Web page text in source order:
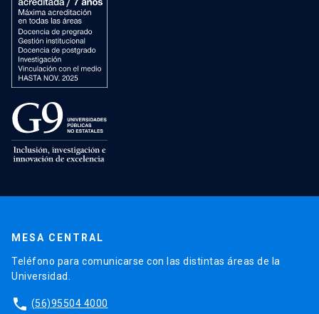
MESA CENTRAL
Teléfono para comunicarse con las distintas áreas de la
Universidad.
phone (56)95504 4000